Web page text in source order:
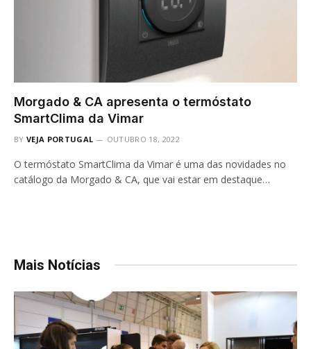
Morgado & CA apresenta o termóstato
SmartClima da Vimar
BY VEJA PORTUGAL OUTUBRO 18, 2022
O termóstato SmartClima da Vimar é uma das novidades no
catálogo da Morgado & CA, que vai estar em destaque…
Mais Notícias